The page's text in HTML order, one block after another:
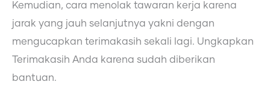
Kemudian, cara menolak tawaran kerja karena
jarak yang jauh selanjutnya yakni dengan
mengucapkan terimakasih sekali lagi. Ungkapkan
Terimakasih Anda karena sudah diberikan
bantuan.